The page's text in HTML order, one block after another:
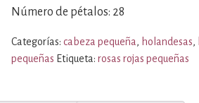
Número de pétalos: 28
Categorías: cabeza pequeña, holandesas,
pequeñas Etiqueta: rosas rojas pequeñas